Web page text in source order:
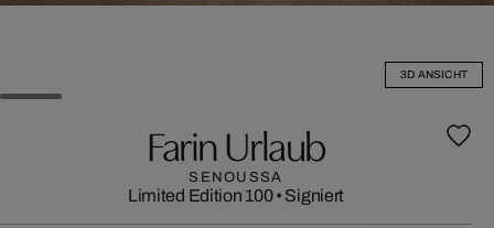
3D ANSICHT
Farin Urlaub
SENOUSSA
Limited Edition 100• Signiert